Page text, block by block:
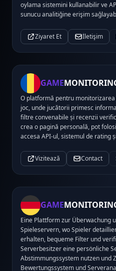
oylama sistemini kullanabilir ve
sunucu analitiğine erişim
Ziyaret Et İletişim
GAME
O platformă pentru
joc, unde jucătorii primesc
filtre convenabile și recenzii
crea o pagină personală, pot
accesa API-ul, sistemul de rating
Vizitează Contact
GAME
Eine Plattform zur Überwachung
Spieleservern, wo Spieler
erhalten, bequeme Filter und
Serverbesitzer eine persönliche
Abstimmungssystem nutzen und
Bewertungssystem und